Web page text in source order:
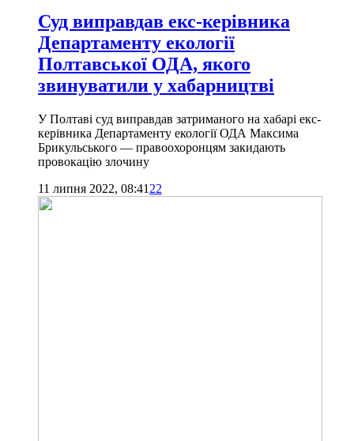
Суд виправдав екс-керівника
Департаменту екології
Полтавської ОДА, якого
звинуватили у хабарництві
У Полтаві суд виправдав затриманого на хабарі екс-
керівника Департаменту екології ОДА Максима
Брикульського — правоохоронцям закидають
провокацію злочину
11 липня 2022, 08:41 22